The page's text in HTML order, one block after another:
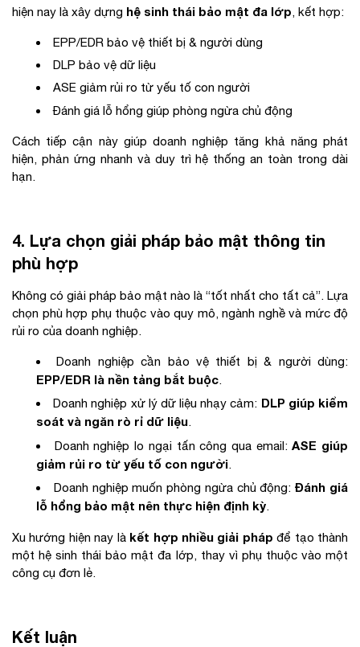
hiện nay là xây dựng hệ sinh thái bảo mật đa lớp, kết hợp:
EPP/EDR bảo vệ thiết bị & người dùng
DLP bảo vệ dữ liệu
ASE giảm rủi ro từ yếu tố con người
Đánh giá lỗ hổng giúp phòng ngừa chủ động
Cách tiếp cận này giúp doanh nghiệp tăng khả năng phát
hiện, phản ứng nhanh và duy trì hệ thống an toàn trong dài
hạn.
4. Lựa chọn giải pháp bảo mật thông tin
phù hợp
Không có giải pháp bảo mật nào là “tốt nhất cho tất cả”. Lựa
chọn phù hợp phụ thuộc vào quy mô, ngành nghề và mức độ
rủi ro của doanh nghiệp.
Doanh nghiệp cần bảo vệ thiết bị & người dùng:
EPP/EDR là nền tảng bắt buộc.
Doanh nghiệp xử lý dữ liệu nhạy cảm: DLP giúp kiểm
soát và ngăn rò rỉ dữ liệu.
Doanh nghiệp lo ngại tấn công qua email:ASE giúp
giảm rủi ro từ yếu tố con người.
Doanh nghiệp muốn phòng ngừa chủ động:Đánh giá
lỗ hổng bảo mật nên thực hiện định kỳ.
Xu hướng hiện nay là kết hợp nhiều giải pháp để tạo thành
một hệ sinh thái bảo mật đa lớp, thay vì phụ thuộc vào một
công cụ đơn lẻ.
Kết luận